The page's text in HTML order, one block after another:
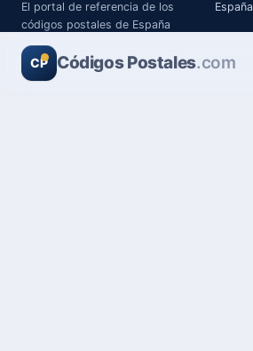
El portal de referencia de los
códigos postales de España
España
CP Códigos Postales.com